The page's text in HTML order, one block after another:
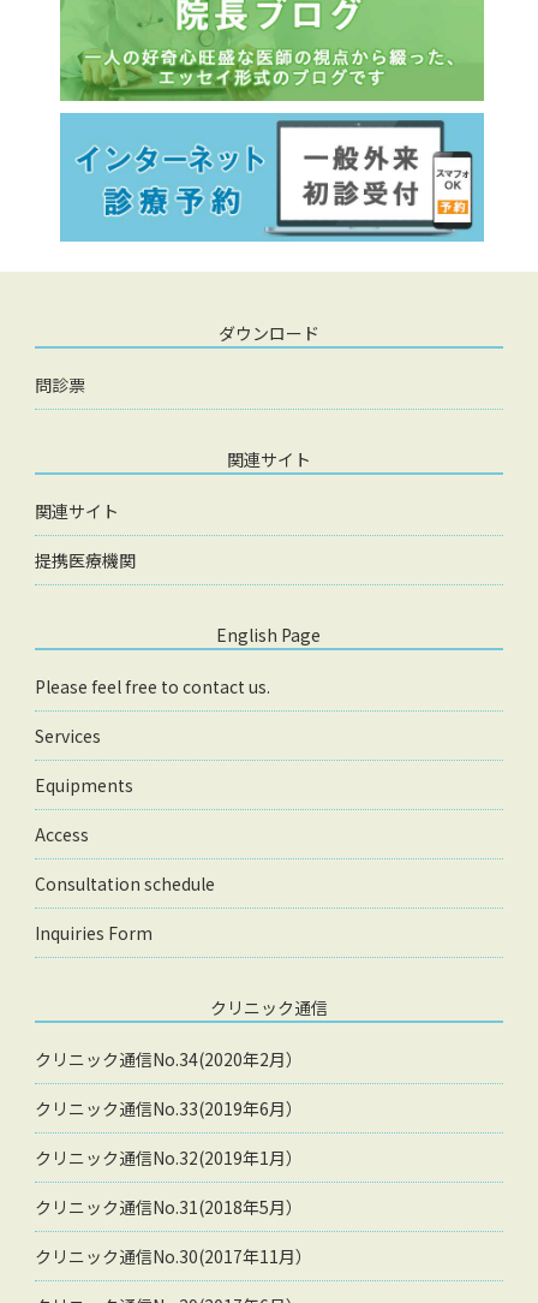
ダウンロード
問診票
関連サイト
関連サイト
提携医療機関
English Page
Please feel free to contact us.
Services
Equipments
Access
Consultation schedule
Inquiries Form
クリニック通信
クリニック通信No.34(2020年2月）
クリニック通信No.33(2019年6月）
クリニック通信No.32(2019年1月）
クリニック通信No.31(2018年5月）
クリニック通信No.30(2017年11月）